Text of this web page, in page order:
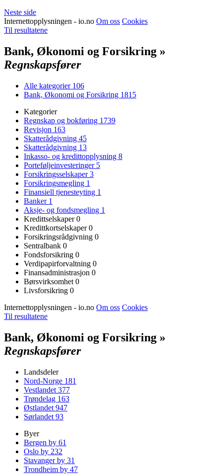
Neste side
Internettopplysningen - io.no Om oss Cookies
Til resultatene
Bank, Økonomi og Forsikring »
Regnskapsfører
Alle kategorier 106
Bank, Økonomi og Forsikring 1815
Kategorier
Regnskap og bokføring 1739
Revisjon 163
Skatterådgivning 45
Skatterådgivning 13
Inkasso- og kredittopplysning 8
Porteføljeinvesteringer 5
Forsikringsselskaper3
Forsikringsmegling 1
Finansiell tjenesteyting 1
Banker 1
Aksje- og fondsmegling 1
Kredittselskaper0
Kredittkortselskaper0
Forsikringsrådgivning 0
Sentralbank 0
Fondsforsikring 0
Verdipapirforvaltning 0
Finansadministrasjon 0
Børsvirksomhet 0
Livsforsikring 0
Internettopplysningen - io.no Om oss Cookies
Til resultatene
Bank, Økonomi og Forsikring »
Regnskapsfører
Landsdeler
Nord-Norge 181
Vestlandet 377
Trøndelag 163
Østlandet 947
Sørlandet 93
Byer
Bergen by 61
Oslo by 232
Stavanger by 31
Trondheim by 47